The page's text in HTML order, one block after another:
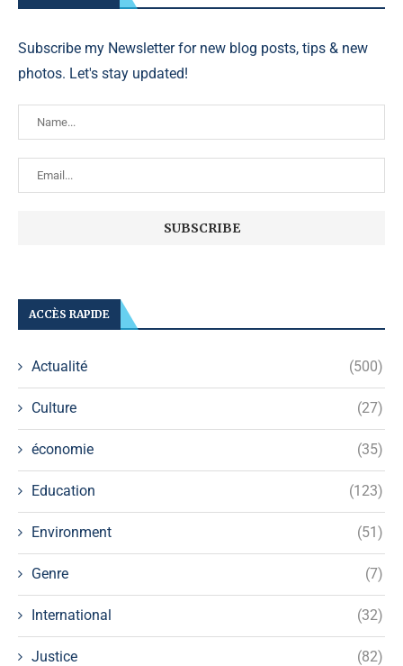
Subscribe my Newsletter for new blog posts, tips & new
photos. Let's stay updated!
ACCÈS RAPIDE
Actualité (500)
Culture (27)
économie (35)
Education (123)
Environment (51)
Genre (7)
International (32)
Justice (82)